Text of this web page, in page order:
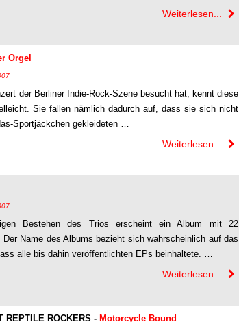
Weiterlesen...
Orgel
der Berliner Indie-Rock-Szene besucht hat, kennt diese
Sie fallen nämlich dadurch auf, dass sie sich nicht
Sportjäckchen gekleideten …
Weiterlesen...
Bestehen des Trios erscheint ein Album mit 22
Name des Albums bezieht sich wahrscheinlich auf das
alle bis dahin veröffentlichten EPs beinhaltete. …
Weiterlesen...
REPTILE ROCKERS - Motorcycle Bound